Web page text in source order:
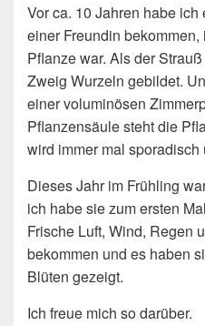
Vor ca. 10 Jahren habe
einer Freundin
Pflanze war. Als der
Zweig Wurzeln gebildet.
einer voluminösen
Pflanzensäule steht die
wird immer mal sporadisch
Dieses Jahr im Frühling
ich habe sie zum ersten
Frische Luft, Wind, Regen
bekommen und es haben
Blüten gezeigt.
Ich freue mich so darüber.